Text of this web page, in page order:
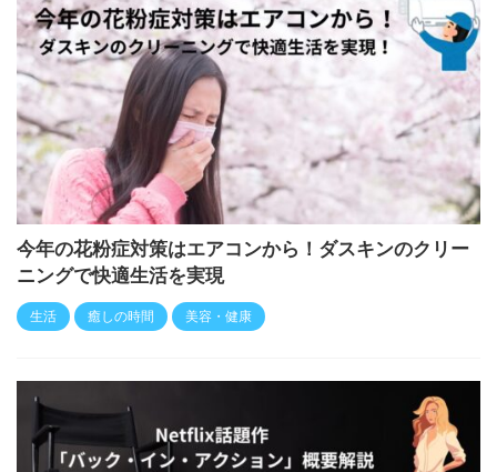
今年の花粉症対策はエアコンから！ダスキンのクリー
ニングで快適生活を実現
生活 癒しの時間 美容・健康